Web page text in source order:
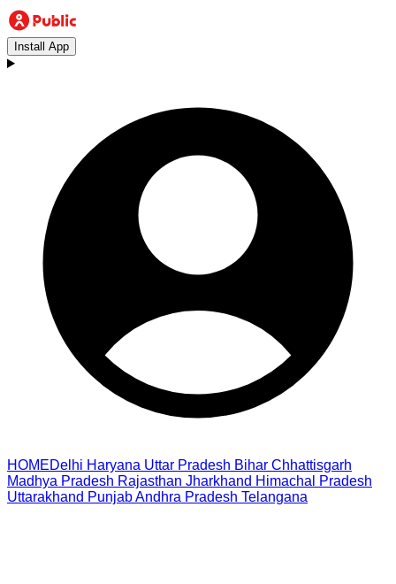
Install App
HOMEDelhi Haryana Uttar Pradesh Bihar Chhattisgarh
Madhya Pradesh Rajasthan Jharkhand Himachal Pradesh
Uttarakhand PunjabAndhra Pradesh Telangana